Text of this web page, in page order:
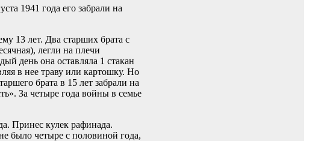
1941 года его забрали на
13 лет. Два старших брата с
легли на плечи
день она оставляла 1 стакан
в нее траву или картошку. Но
брата в 15 лет забрали на
За четыре года войны в семье
Принес кулек рафинада.
было четыре с половиной года,